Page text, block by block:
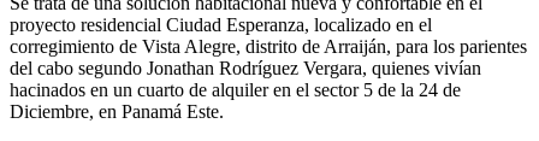
proyecto residencial Ciudad Esperanza, localizado en el
corregimiento de Vista Alegre, distrito de Arraiján, para los parientes
del cabo segundo Jonathan Rodríguez Vergara, quienes vivían
hacinados en un cuarto de alquiler en el sector 5 de la 24 de
Diciembre, en Panamá Este.